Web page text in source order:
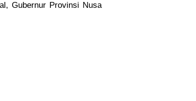
Gubernur Provinsi Nusa